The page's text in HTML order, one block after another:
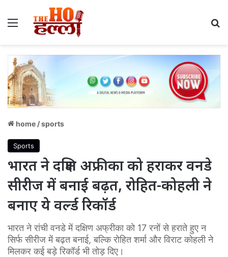
Menu
home /sports
Sports
भारत ने दक्षिण अफ्रीका को हराकर वनडे
सीरीज में बनाई बढ़त, रोहित-कोहली ने
बनाए ये वर्ल्ड रिकॉर्ड
भारत ने रांची वनडे में दक्षिण अफ्रीका को 17 रनों से हराते हुए न
सिर्फ सीरीज में बढ़त बनाई, बल्कि रोहित शर्मा और विराट कोहली ने
मिलकर कई बड़े रिकॉर्ड भी तोड़ दिए।